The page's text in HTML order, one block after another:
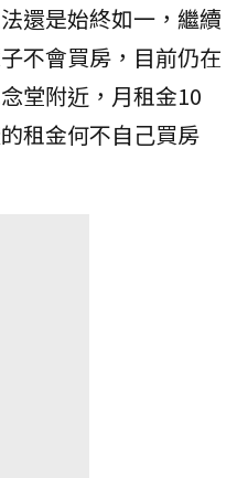
還是始終如一，繼續
不會買房，目前仍在
堂附近，月租金10
租金何不自己買房